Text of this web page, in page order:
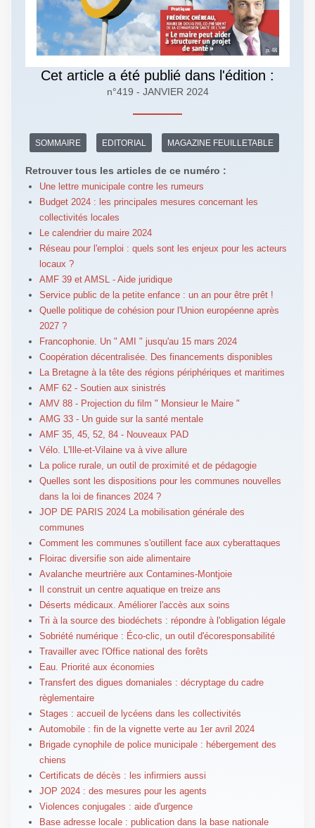
Cet article a été publié dans l'édition :
n°419 - JANVIER 2024
SOMMAIRE EDITORIAL MAGAZINE FEUILLETABLE
Retrouver tous les articles de ce numéro :
Une lettre municipale contre les rumeurs
Budget 2024 : les principales mesures concernant les
collectivités locales
Le calendrier du maire 2024
Réseau pour l'emploi : quels sont les enjeux pour les acteurs
locaux ?
AMF 39 et AMSL - Aide juridique
Service public de la petite enfance : un an pour être prêt !
Quelle politique de cohésion pour l'Union européenne après
2027 ?
Francophonie. Un " AMI " jusqu'au 15 mars 2024
Coopération décentralisée. Des financements disponibles
La Bretagne à la tête des régions périphériques et maritimes
AMF 62 - Soutien aux sinistrés
AMV 88 - Projection du film " Monsieur le Maire "
AMG 33 - Un guide sur la santé mentale
AMF 35, 45, 52, 84 - Nouveaux PAD
Vélo. L'Ille-et-Vilaine va à vive allure
La police rurale, un outil de proximité et de pédagogie
Quelles sont les dispositions pour les communes nouvelles
dans la loi de finances 2024 ?
JOP DE PARIS 2024 La mobilisation générale des
communes
Comment les communes s'outillent face aux cyberattaques
Floirac diversifie son aide alimentaire
Avalanche meurtrière aux Contamines-Montjoie
Il construit un centre aquatique en treize ans
Déserts médicaux. Améliorer l'accès aux soins
Tri à la source des biodéchets : répondre à l'obligation légale
Sobriété numérique : Éco-clic, un outil d'écoresponsabilité
Travailler avec l'Office national des forêts
Eau. Priorité aux économies
Transfert des digues domaniales : décryptage du cadre
règlementaire
Stages : accueil de lycéens dans les collectivités
Automobile : fin de la vignette verte au 1er avril 2024
Brigade cynophile de police municipale : hébergement des
chiens
Certificats de décès : les infirmiers aussi
JOP 2024 : des mesures pour les agents
Violences conjugales : aide d'urgence
Base adresse locale : publication dans la base nationale